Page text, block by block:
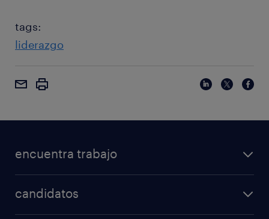
tags:
liderazgo
encuentra trabajo
candidatos